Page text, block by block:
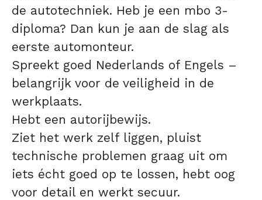
de autotechniek. Heb je een mbo 3-
diploma? Dan kun je aan de slag als
eerste automonteur.
Spreekt goed Nederlands of Engels –
belangrijk voor de veiligheid in de
werkplaats.
Hebt een autorijbewijs.
Ziet het werk zelf liggen, pluist
technische problemen graag uit om
iets écht goed op te lossen, hebt oog
voor detail en werkt secuur.